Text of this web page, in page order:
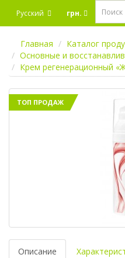
Русский грн.
Главная Каталог
Основные и
Крем регенерационный
ТОП ПРОДАЖ
Описание